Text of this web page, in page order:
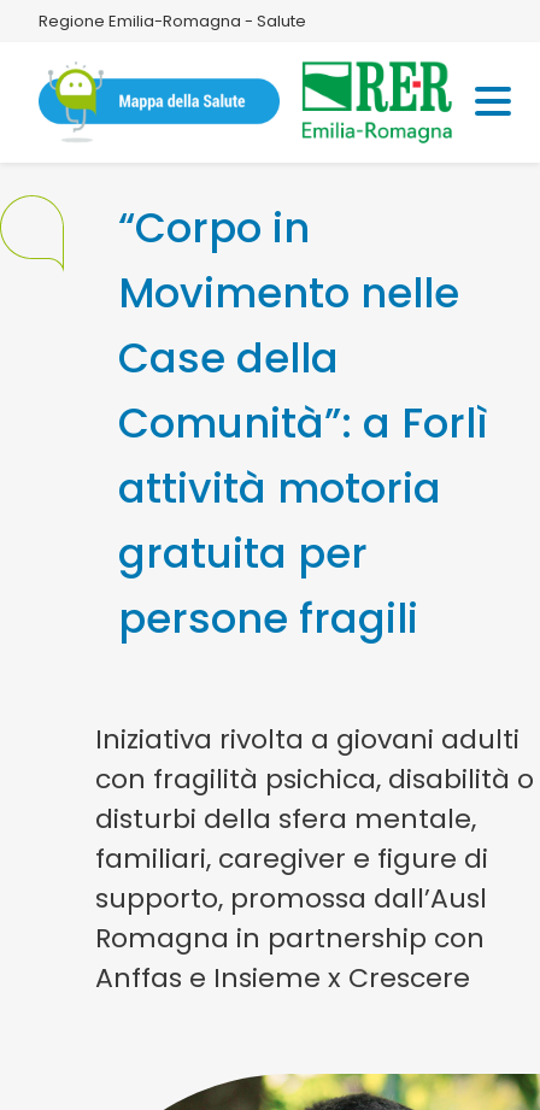
Regione Emilia-Romagna - Salute
“Corpo in
Movimento nelle
Case della
Comunità”: a Forlì
attività motoria
gratuita per
persone fragili
Iniziativa rivolta a giovani adulti
con fragilità psichica, disabilità o
disturbi della sfera mentale,
familiari, caregiver e figure di
supporto, promossa dall’Ausl
Romagna in partnership con
Anffas e Insieme x Crescere